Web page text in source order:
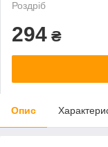
Роздріб
294 ₴
Опис